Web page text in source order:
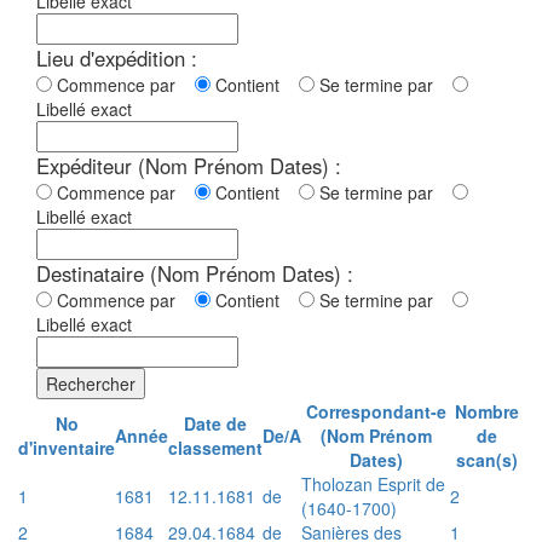
Lieu d'expédition :
Commence par Contient
Se termine par
Libellé exact
Expéditeur (Nom Prénom Dates) :
Commence par Contient
Se termine par
Libellé exact
Destinataire (Nom Prénom Dates) :
Commence par Contient
Se termine par
Libellé exact
Rechercher
No
d'inventaireAnnée
Date de
classementDe/A
Correspondant-e
(Nom Prénom
Dates)
Nombre
de
scan(s)
1
1681 12.11.1681 de
Tholozan Esprit de
(1640-1700)
2
2
1684 29.04.1684 de Sanières des 1